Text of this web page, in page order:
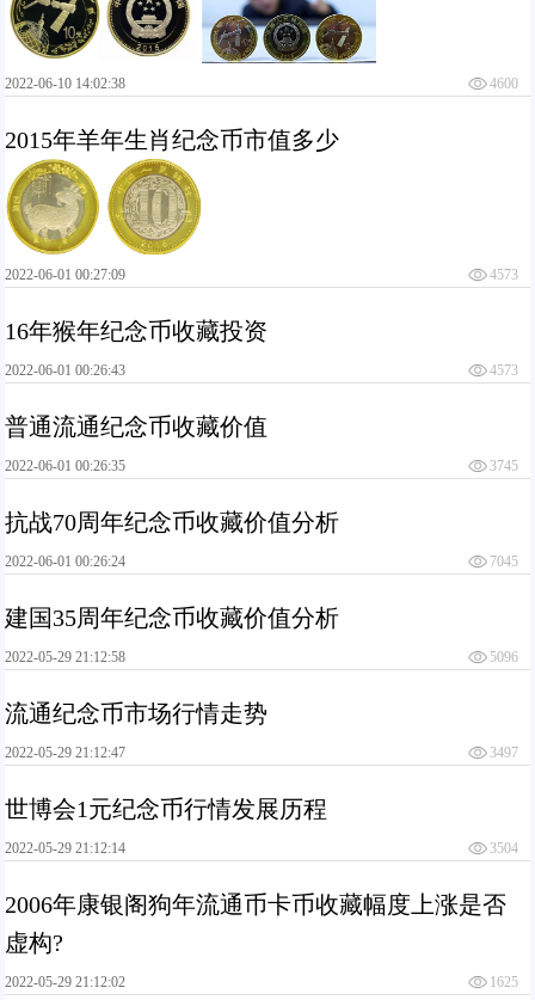
2022-06-10 14:02:38 4600
2015年羊年生肖纪念币市值多少
2022-06-01 00:27:09 4573
16年猴年纪念币收藏投资
2022-06-01 00:26:43 4573
普通流通纪念币收藏价值
2022-06-01 00:26:35 3745
抗战70周年纪念币收藏价值分析
2022-06-01 00:26:24 7045
建国35周年纪念币收藏价值分析
2022-05-29 21:12:58 5096
流通纪念币市场行情走势
2022-05-29 21:12:47 3497
世博会1元纪念币行情发展历程
2022-05-29 21:12:14 3504
2006年康银阁狗年流通币卡币收藏幅度上涨是否
虚构?
2022-05-29 21:12:02 1625